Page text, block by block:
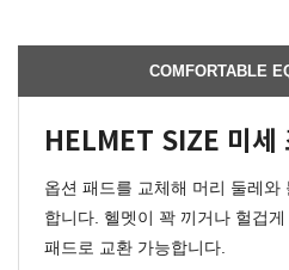
COMFORTABLE
HELMET SIZE 미세
옵션 패드를 교체해 머리 둘레와
합니다. 헬멧이 꽉 끼거나 헐겁
패드로 교환 가능합니다.